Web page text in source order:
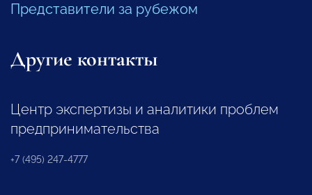
Представители за рубежом
Другие контакты
Центр экспертизы и аналитики проблем
предпринимательства
+7 (495) 247-4777